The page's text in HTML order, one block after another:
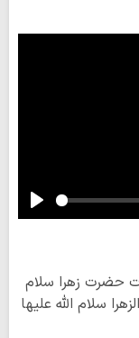
Play
حضرت زهرا سلام
سلام الله علیها